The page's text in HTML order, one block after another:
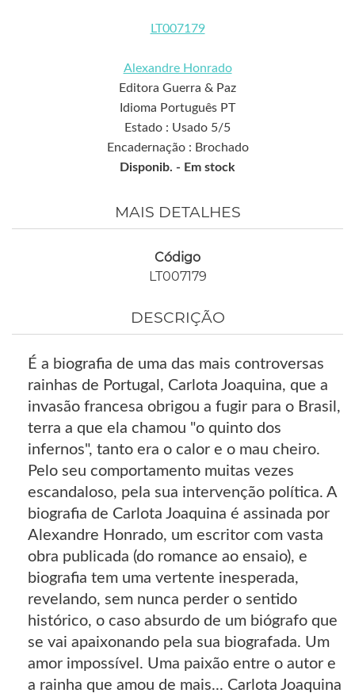
LT007179
Alexandre Honrado
Editora Guerra & Paz
Idioma Português PT
Estado : Usado 5/5
Encadernação : Brochado
Disponib. - Em stock
MAIS DETALHES
Código
LT007179
DESCRIÇÃO
É a biografia de uma das mais controversas
rainhas de Portugal, Carlota Joaquina, que a
invasão francesa obrigou a fugir para o Brasil,
terra a que ela chamou "o quinto dos
infernos", tanto era o calor e o mau cheiro.
Pelo seu comportamento muitas vezes
escandaloso, pela sua intervenção política. A
biografia de Carlota Joaquina é assinada por
Alexandre Honrado, um escritor com vasta
obra publicada (do romance ao ensaio), e
biografia tem uma vertente inesperada,
revelando, sem nunca perder o sentido
histórico, o caso absurdo de um biógrafo que
se vai apaixonando pela sua biografada. Um
amor impossível. Uma paixão entre o autor e
a rainha que amou de mais... Carlota Joaquina